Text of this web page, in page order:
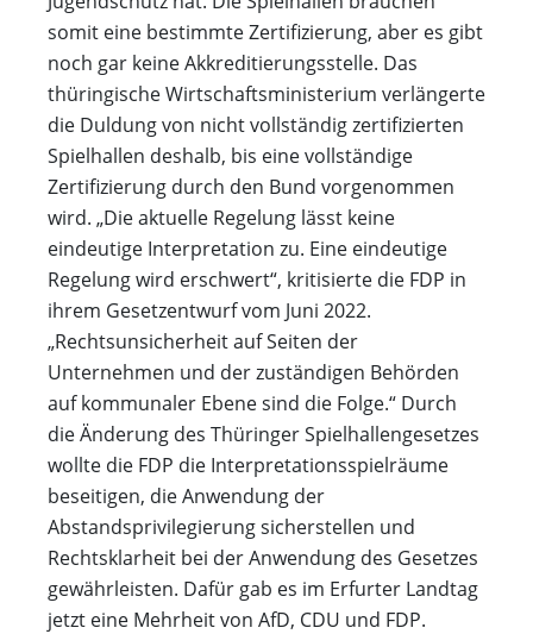
somit eine bestimmte Zertifizierung, aber es gibt
noch gar keine Akkreditierungsstelle. Das
thüringische Wirtschaftsministerium verlängerte
die Duldung von nicht vollständig zertifizierten
Spielhallen deshalb, bis eine vollständige
Zertifizierung durch den Bund vorgenommen
wird. „Die aktuelle Regelung lässt keine
eindeutige Interpretation zu. Eine eindeutige
Regelung wird erschwert“, kritisierte die FDP in
ihrem Gesetzentwurf vom Juni 2022.
„Rechtsunsicherheit auf Seiten der
Unternehmen und der zuständigen Behörden
auf kommunaler Ebene sind die Folge.“ Durch
die Änderung des Thüringer Spielhallengesetzes
wollte die FDP die Interpretationsspielräume
beseitigen, die Anwendung der
Abstandsprivilegierung sicherstellen und
Rechtsklarheit bei der Anwendung des Gesetzes
gewährleisten. Dafür gab es im Erfurter Landtag
jetzt eine Mehrheit von AfD, CDU und FDP.